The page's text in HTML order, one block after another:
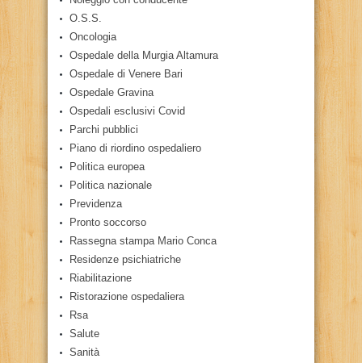
O.S.S.
Oncologia
Ospedale della Murgia Altamura
Ospedale di Venere Bari
Ospedale Gravina
Ospedali esclusivi Covid
Parchi pubblici
Piano di riordino ospedaliero
Politica europea
Politica nazionale
Previdenza
Pronto soccorso
Rassegna stampa Mario Conca
Residenze psichiatriche
Riabilitazione
Ristorazione ospedaliera
Rsa
Salute
Sanità